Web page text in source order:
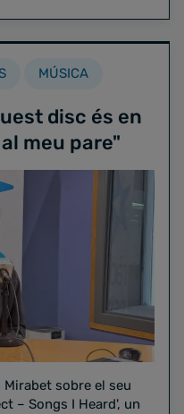
MÚSICA
disc és en
meu pare"
sobre el seu
– Songs I Heard', un